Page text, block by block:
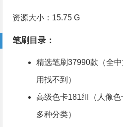
资源大小：15.75 G
笔刷目录：
精选笔刷37990款（全
用找不到）
高级色卡181组（人像
多种分类）